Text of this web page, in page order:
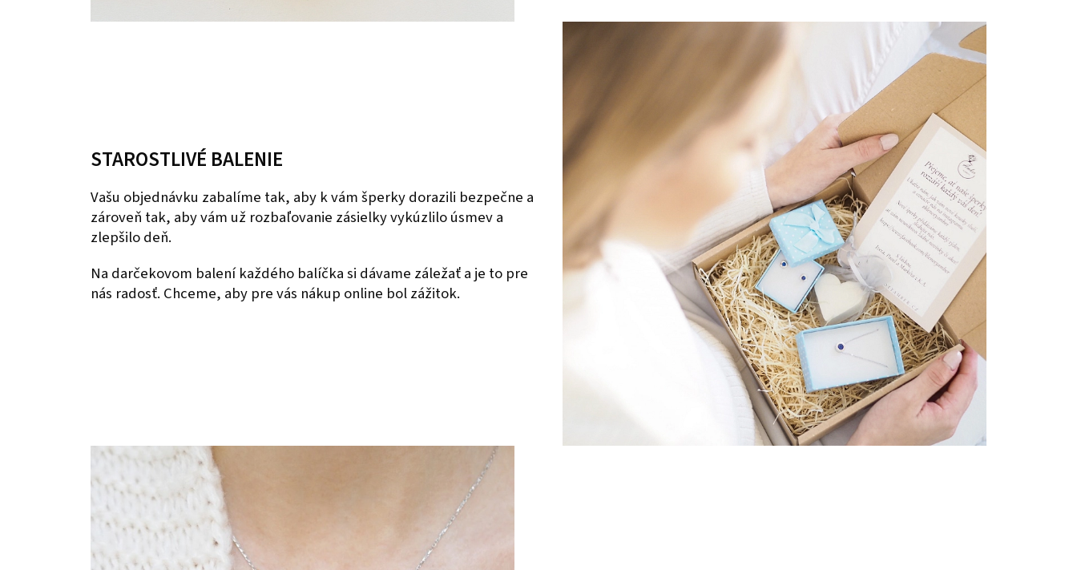
STAROSTLIVÉ BALENIE
Vašu objednávku zabalíme tak, aby k vám šperky dorazili bezpečne a
zároveň tak, aby vám už rozbaľovanie zásielky vykúzlilo úsmev a
zlepšilo deň.
Na darčekovom balení každého balíčka si dávame záležať a je to pre
nás radosť. Chceme, aby pre vás nákup online bol zážitok.